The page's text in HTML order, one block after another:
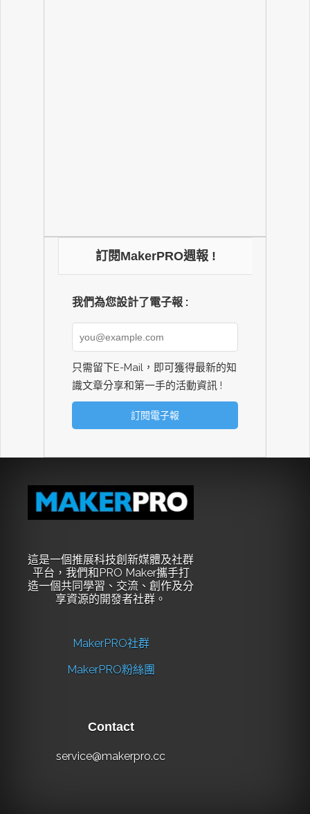
訂閱MakerPRO週報 !
我們為您設計了電子報 :
只需留下E-Mail，即可獲得最新的知
識文章分享和第一手的活動資訊 !
這是一個推展科技創新媒體及社群
平台，我們和PRO Maker攜手打
造一個共同學習、交流、創作及分
享資源的開發者社群。
MakerPRO社群
MakerPRO粉絲團
Contact
service@makerpro.cc